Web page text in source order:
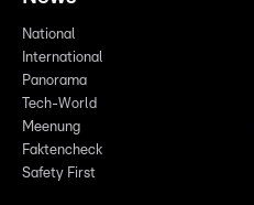
National
International
Panorama
Tech-World
Meenung
Faktencheck
Safety First